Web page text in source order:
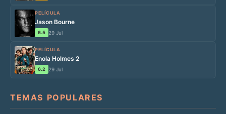
PELÍCULA
Jason Bourne
6.5 29 Jul
PELÍCULA
Enola Holmes 2
6.2 29 Jul
TEMAS POPULARES